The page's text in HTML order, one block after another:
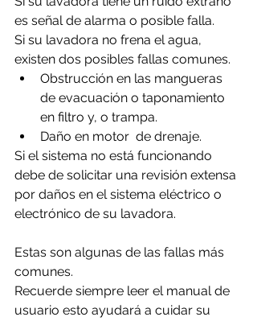
es señal de alarma o posible falla.
Si su lavadora no frena el agua,
existen dos posibles fallas comunes.
Obstrucción en las mangueras
de evacuación o taponamiento
en filtro y, o trampa.
Daño en motor  de drenaje.
Si el sistema no está funcionando
debe de solicitar una revisión extensa
por daños en el sistema eléctrico o
electrónico de su lavadora.
Estas son algunas de las fallas más
comunes.
Recuerde siempre leer el manual de
usuario esto ayudará a cuidar su